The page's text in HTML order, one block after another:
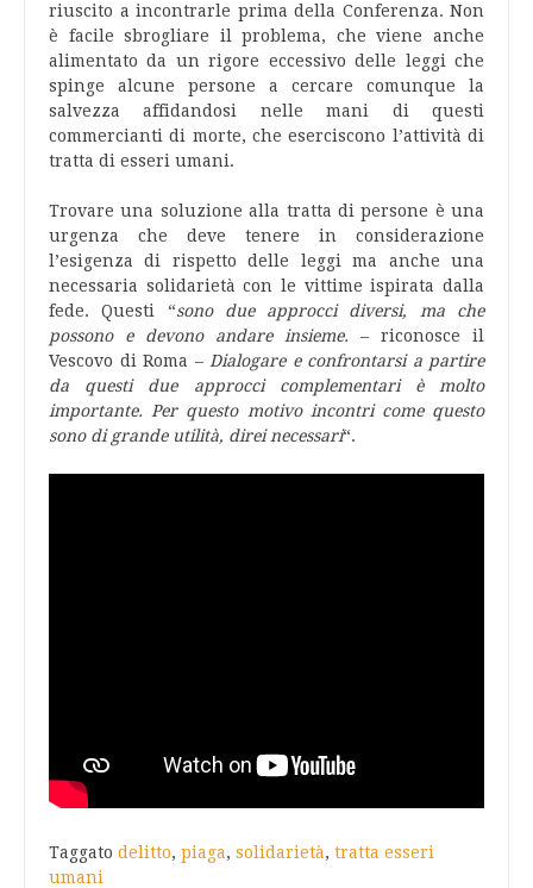
riuscito a incontrarle prima della Conferenza. Non
è facile sbrogliare il problema, che viene anche
alimentato da un rigore eccessivo delle leggi che
spinge alcune persone a cercare comunque la
salvezza affidandosi nelle mani di questi
commercianti di morte, che eserciscono l’attività di
tratta di esseri umani.
Trovare una soluzione alla tratta di persone è una
urgenza che deve tenere in considerazione
l’esigenza di rispetto delle leggi ma anche una
necessaria solidarietà con le vittime ispirata dalla
fede. Questi “sono due approcci diversi, ma che
possono e devono andare insieme. – riconosce il
Vescovo di Roma – Dialogare e confrontarsi a partire
da questi due approcci complementari è molto
importante. Per questo motivo incontri come questo
sono di grande utilità, direi necessari“.
Taggato delitto, piaga, solidarietà, tratta esseri
umani